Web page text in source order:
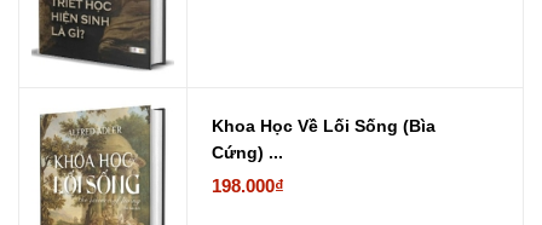
Khoa Học Về Lối Sống (Bìa
Cứng) ...
198.000₫